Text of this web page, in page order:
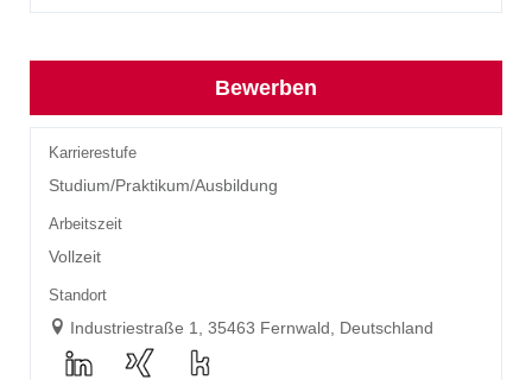
Bewerben
Karrierestufe
Studium/Praktikum/Ausbildung
Arbeitszeit
Vollzeit
Standort
Industriestraße 1, 35463 Fernwald, Deutschland